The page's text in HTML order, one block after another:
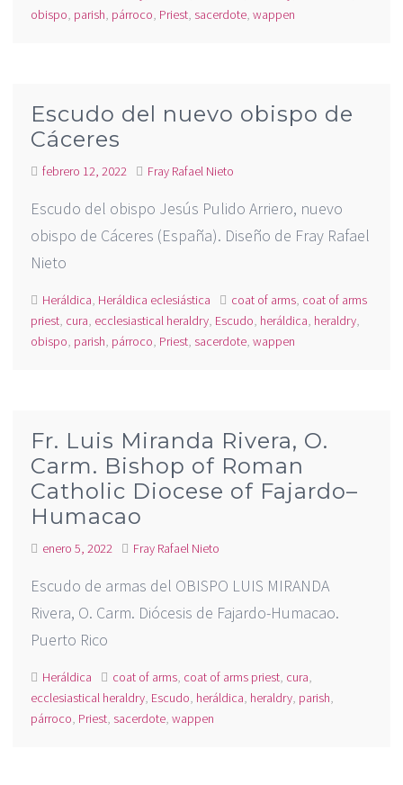
obispo, parish, párroco, Priest, sacerdote,wappen
Escudo del nuevo obispo de
Cáceres
febrero 12, 2022 Fray Rafael Nieto
Escudo del obispo Jesús Pulido Arriero, nuevo
obispo de Cáceres (España). Diseño de Fray Rafael
Nieto
Heráldica, Heráldica eclesiástica coat of arms, coat of arms
priest, cura, ecclesiastical heraldry, Escudo, heráldica, heraldry,
obispo, parish, párroco, Priest, sacerdote,wappen
Fr. Luis Miranda Rivera, O.
Carm. Bishop of Roman
Catholic Diocese of Fajardo–
Humacao
enero 5, 2022 Fray Rafael Nieto
Escudo de armas del OBISPO LUIS MIRANDA
Rivera, O. Carm. Diócesis de Fajardo-Humacao.
Puerto Rico
Heráldica coat of arms, coat of arms priest, cura,
ecclesiastical heraldry, Escudo, heráldica, heraldry, parish,
párroco, Priest, sacerdote,wappen